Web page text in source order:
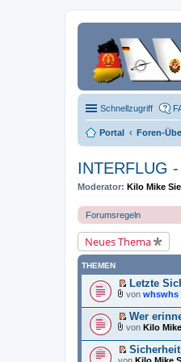
Schnellzugriff
Portal Foren-
INTERFLUG
Moderator: Kilo Mike
Forumsregeln
Neues Thema
THEMEN
E
s
e
r
u
n
Letzte
a
t
e
i
a
n
von whswhs
E
s
Wer
a
t
von Kilo
E
von Kilo Mike